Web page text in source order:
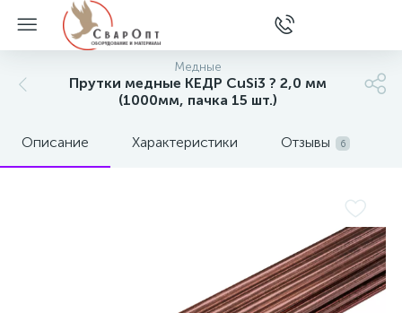
Медные
Прутки медные КЕДР CuSi3 ? 2,0 мм
(1000мм, пачка 15 шт.)
Описание Характеристики Отзывы 6